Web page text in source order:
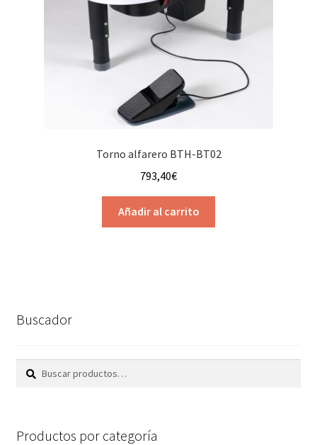
Torno alfarero BTH-BT02
793,40€
Añadir al carrito
Buscador
Buscar
Buscar
Productos por categoría